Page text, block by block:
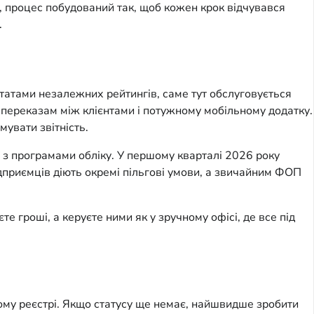
побудований так, щоб кожен крок відчувався
незалежних рейтингів, саме тут обслуговується
між клієнтами і потужному мобільному додатку.
звітність.
з програмами обліку. У першому кварталі 2026 року
діють окремі пільгові умови, а звичайним ФОП
гроші, а керуєте ними як у зручному офісі, де все під
реєстрі. Якщо статусу ще немає, найшвидше зробити